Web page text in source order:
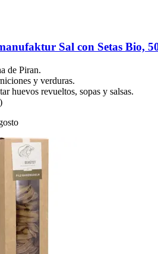
Sal con Setas Bio,
de Piran.
y verduras.
huevos revueltos, sopas y salsas.